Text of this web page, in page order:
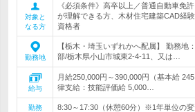
対象と
なる方
《必須条件》高卒以上／普通自動車免
が理解できる方、木材住宅建築CAD経
資格者
勤務地
【栃木・埼玉いずれかへ配属】 勤務
部/栃木県小山市城東2-4-11、又は…
給与
月給250,000円～390,000円（基本給
律支給：技能評価給 5,000…
勤務
8:30～17:30（休憩60分）※1年単位の